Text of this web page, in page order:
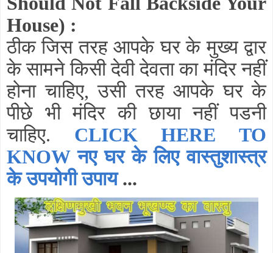
House) :
ठीक जिस तरह आपके घर के मुख्य द्वार
के सामने किसी देवी देवता का मंदिर नहीं
होना चाहिए, उसी तरह आपके घर के
पीछे भी मंदिर की छाया नहीं पडनी
चाहिए. CLICK HERE TO
KNOW नए घर के लिए वास्तुशास्त्र
के उपयोगी उपाय...